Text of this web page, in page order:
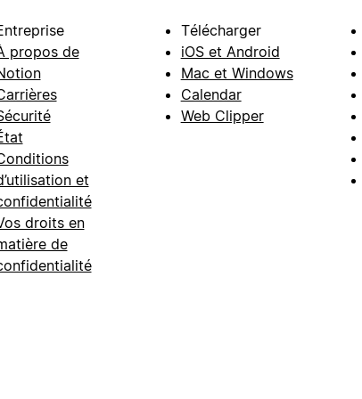
propos de
et
droits en
de
Télécharger
iOS et Android
Mac et Windows
Calendar
Web Clipper